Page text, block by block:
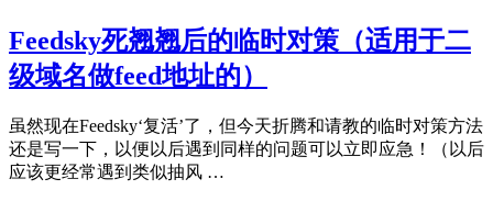
Feedsky死翘翘后的临时对策（适用于二
级域名做feed地址的）
虽然现在Feedsky‘复活’了，但今天折腾和请教的临时对策方法
还是写一下，以便以后遇到同样的问题可以立即应急！（以后
应该更经常遇到类似抽风 …